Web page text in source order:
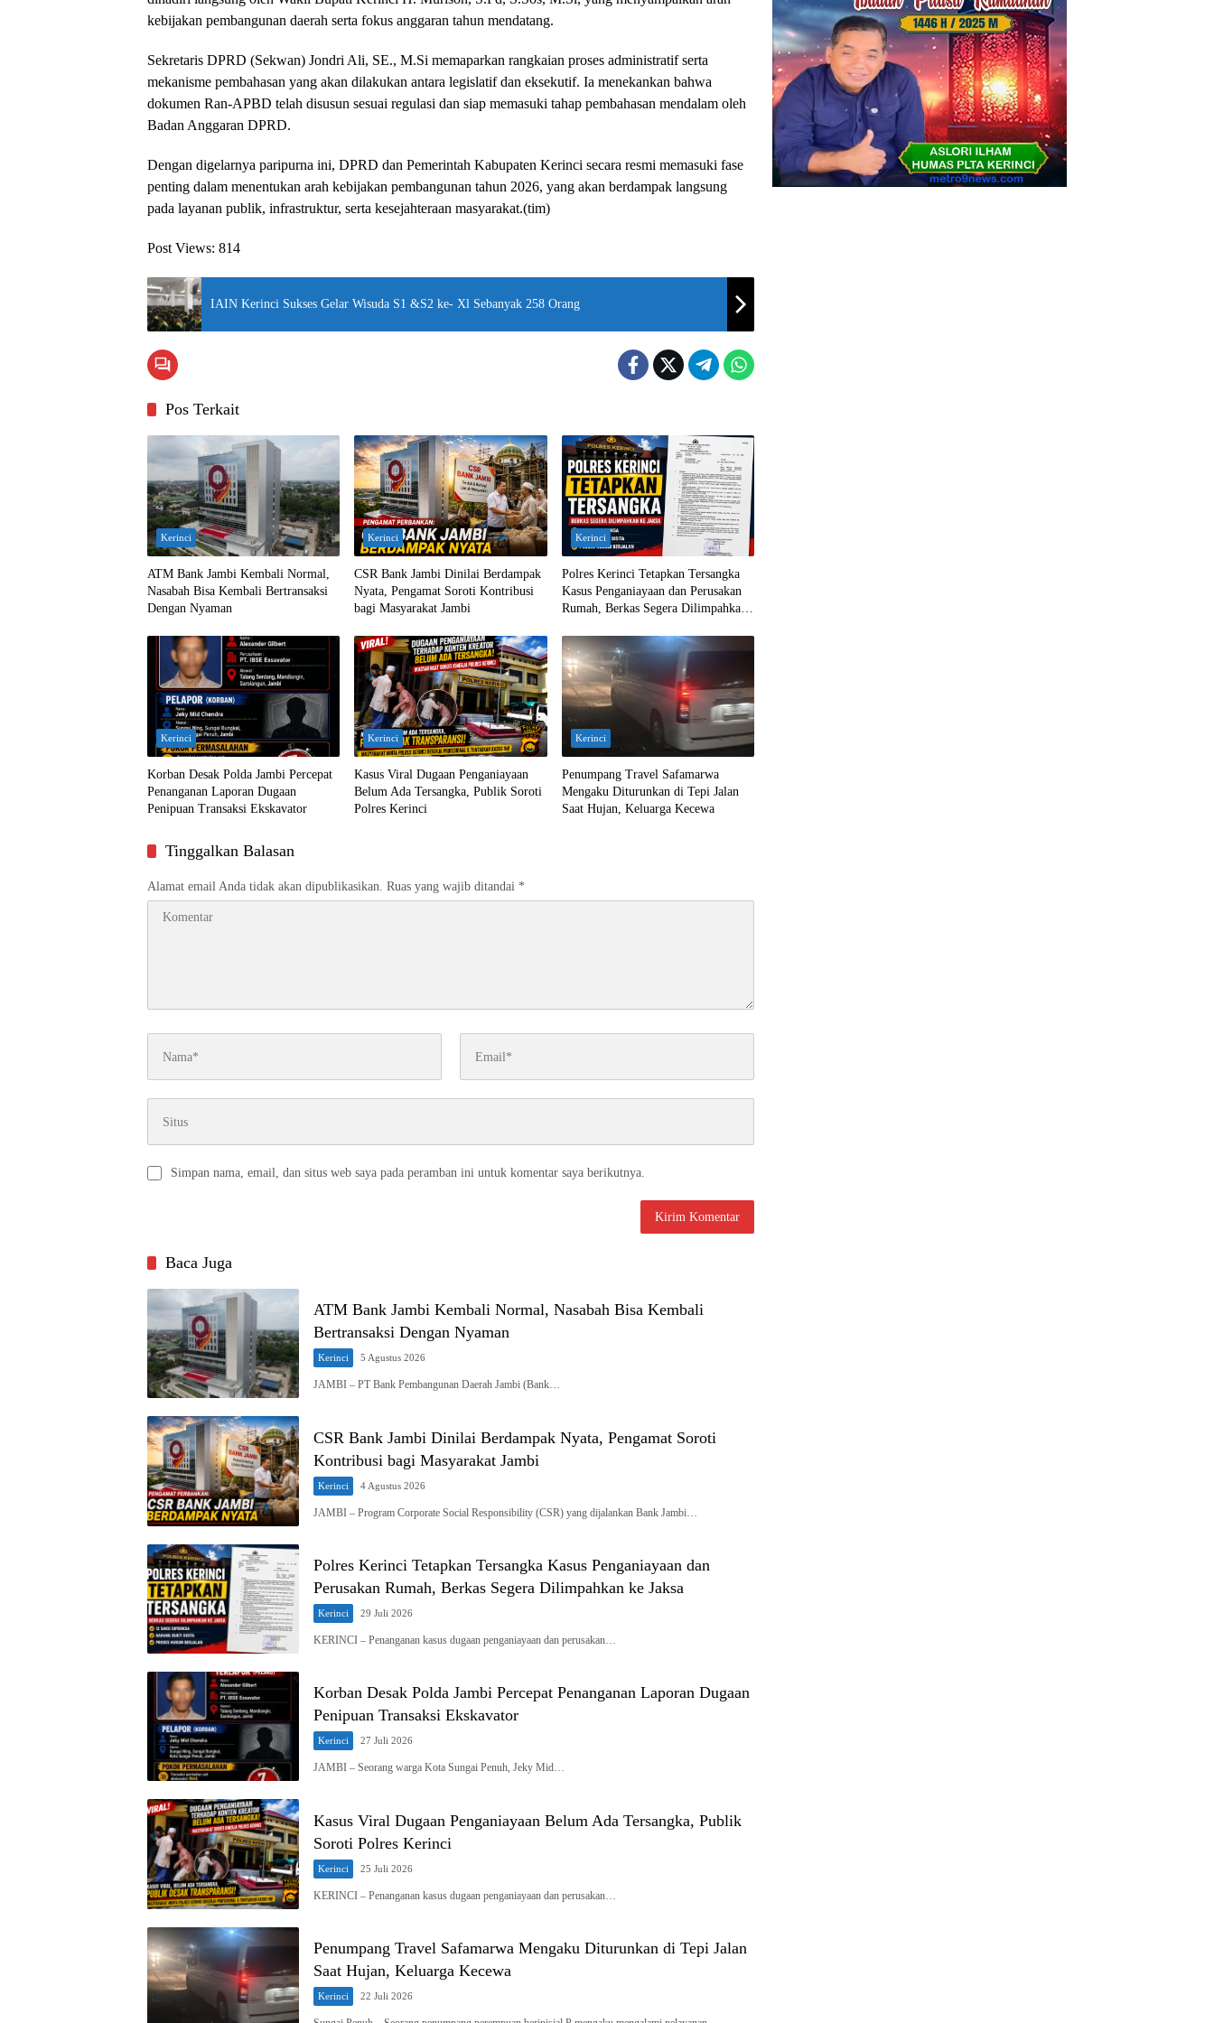
kebijakan pembangunan daerah serta fokus anggaran tahun mendatang.
Sekretaris DPRD (Sekwan) Jondri Ali, SE., M.Si memaparkan rangkaian proses administratif serta
mekanisme pembahasan yang akan dilakukan antara legislatif dan eksekutif. Ia menekankan bahwa
dokumen Ran-APBD telah disusun sesuai regulasi dan siap memasuki tahap pembahasan mendalam oleh
Badan Anggaran DPRD.
Dengan digelarnya paripurna ini, DPRD dan Pemerintah Kabupaten Kerinci secara resmi memasuki fase
penting dalam menentukan arah kebijakan pembangunan tahun 2026, yang akan berdampak langsung
pada layanan publik, infrastruktur, serta kesejahteraan masyarakat.(tim)
Post Views: 814
IAIN Kerinci Sukses Gelar Wisuda S1 &S2 ke- Xl Sebanyak 258 Orang
Pos Terkait
Kerinci
ATM Bank Jambi Kembali Normal,
Nasabah Bisa Kembali Bertransaksi
Dengan Nyaman
Kerinci
CSR Bank Jambi Dinilai Berdampak
Nyata, Pengamat Soroti Kontribusi
bagi Masyarakat Jambi
Kerinci
Polres Kerinci Tetapkan Tersangka
Kasus Penganiayaan dan Perusakan
Rumah, Berkas Segera Dilimpahkan
Kerinci
Korban Desak Polda Jambi Percepat
Penanganan Laporan Dugaan
Penipuan Transaksi Ekskavator
Kerinci
Kasus Viral Dugaan Penganiayaan
Belum Ada Tersangka, Publik Soroti
Polres Kerinci
Kerinci
Penumpang Travel Safamarwa
Mengaku Diturunkan di Tepi Jalan
Saat Hujan, Keluarga Kecewa
Tinggalkan Balasan
Alamat email Anda tidak akan dipublikasikan. Ruas yang wajib ditandai *
Simpan nama, email, dan situs web saya pada peramban ini untuk komentar saya berikutnya.
Baca Juga
ATM Bank Jambi Kembali Normal, Nasabah Bisa Kembali
Bertransaksi Dengan Nyaman
Kerinci 5 Agustus 2026
JAMBI – PT Bank Pembangunan Daerah Jambi (Bank…
CSR Bank Jambi Dinilai Berdampak Nyata, Pengamat Soroti
Kontribusi bagi Masyarakat Jambi
Kerinci 4 Agustus 2026
JAMBI – Program Corporate Social Responsibility (CSR) yang dijalankan Bank Jambi…
Polres Kerinci Tetapkan Tersangka Kasus Penganiayaan dan
Perusakan Rumah, Berkas Segera Dilimpahkan ke Jaksa
Kerinci 29 Juli 2026
KERINCI – Penanganan kasus dugaan penganiayaan dan perusakan…
Korban Desak Polda Jambi Percepat Penanganan Laporan Dugaan
Penipuan Transaksi Ekskavator
Kerinci 27 Juli 2026
JAMBI – Seorang warga Kota Sungai Penuh, Jeky Mid…
Kasus Viral Dugaan Penganiayaan Belum Ada Tersangka, Publik
Soroti Polres Kerinci
Kerinci 25 Juli 2026
KERINCI – Penanganan kasus dugaan penganiayaan dan perusakan…
Penumpang Travel Safamarwa Mengaku Diturunkan di Tepi Jalan
Saat Hujan, Keluarga Kecewa
Kerinci 22 Juli 2026